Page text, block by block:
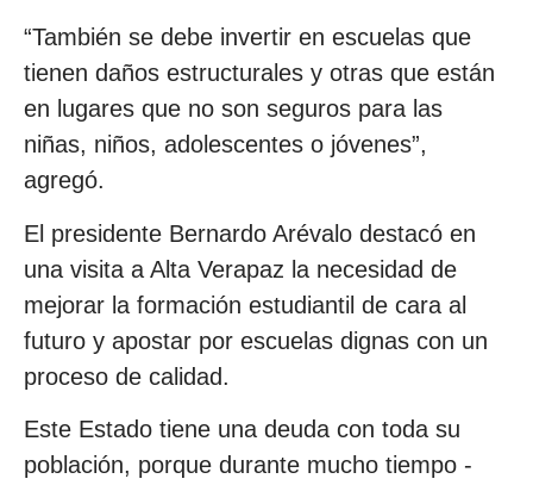
“También se debe invertir en escuelas que
tienen daños estructurales y otras que están
en lugares que no son seguros para las
niñas, niños, adolescentes o jóvenes”,
agregó.
El presidente Bernardo Arévalo destacó en
una visita a Alta Verapaz la necesidad de
mejorar la formación estudiantil de cara al
futuro y apostar por escuelas dignas con un
proceso de calidad.
Este Estado tiene una deuda con toda su
población, porque durante mucho tiempo -